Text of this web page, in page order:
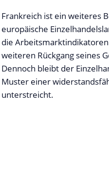
Frankreich ist ein weiteres
europäische
die
weiteren Rückgang seines
Dennoch bleibt der
Muster einer
unterstreicht.